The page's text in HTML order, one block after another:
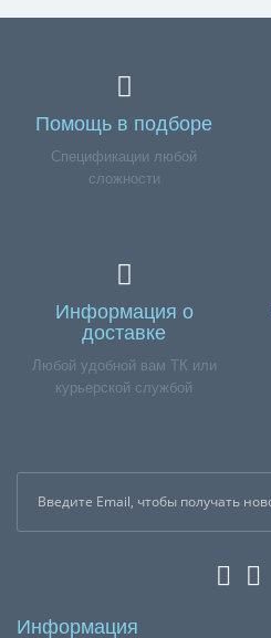
Помощь в подборе
Спецификации любой
сложности
Информация о
доставке
Любой удобной вам ТК или
курьерской службой
Информация